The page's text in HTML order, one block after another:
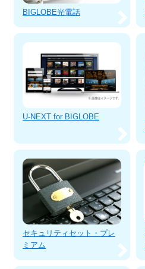
BIGLOBE光電話
U-NEXT for BIGLOBE
セキュリティセット・プレ
ミアム